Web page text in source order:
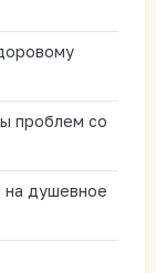
проблем со
на душевное